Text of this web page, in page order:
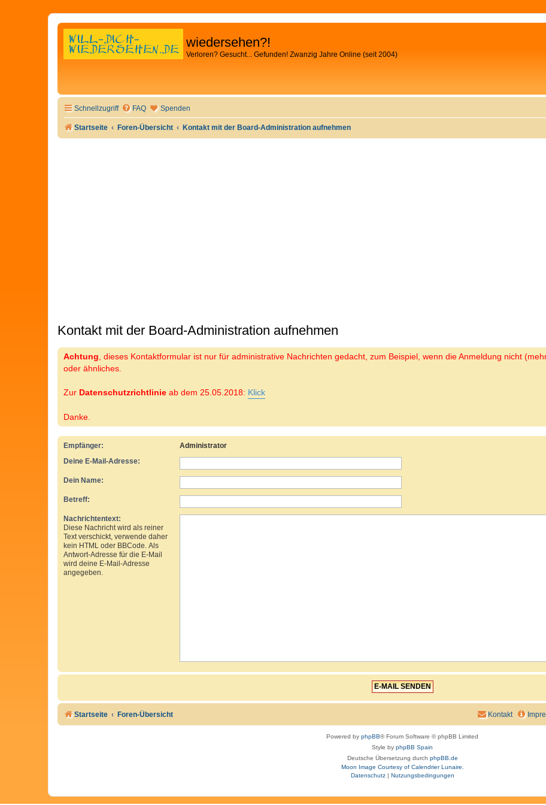
wiedersehen?!
Verloren? Gesucht... Gefunden! Zwanzig Jahre Online (seit 2004)
Schnellzugriff FAQ Spenden
Startseite Foren-Übersicht Kontakt mit der Board-Administration aufnehmen
Kontakt mit der Board-Administration aufnehmen
Achtung , dieses Kontaktformular ist nur für administrative Nachrichten gedacht, zum Beispiel, wenn die Anmeldung nicht
oder ähnliches.
Zur Datenschutzrichtlinie ab dem 25.05.2018: Klick
Danke.
Empfänger:
Administrator
Deine E-Mail-Adresse:
Dein Name:
Betreff:
Nachrichtentext:
Diese Nachricht wird als reiner
Text verschickt, verwende daher
kein HTML oder BBCode. Als
Antwort-Adresse für die E-Mail
wird deine E-Mail-Adresse
angegeben.
Startseite Foren-Übersicht Kontakt
Powered by phpBB® Forum Software © phpBB Limited
Style by phpBB Spain
Deutsche Übersetzung durch phpBB.de
Moon Image Courtesy of Calendrier Lunaire.
Datenschutz| Nutzungsbedingungen